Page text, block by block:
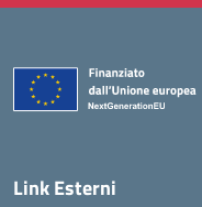
Link Esterni